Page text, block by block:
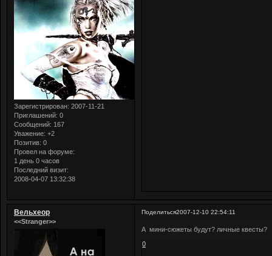
Зарегистрирован: 2007-11-21
Приглашений: 0
Сообщений: 167
Уважение: +2
Позитив: 0
Провел на форуме:
1 день 0 часов
Последний визит:
2008-04-07 13:32:38
Поделиться2007-12-10 22:54:11
Вельхеор
<<Stranger>>
А мини-сюжеты будут? личные квесты?
0